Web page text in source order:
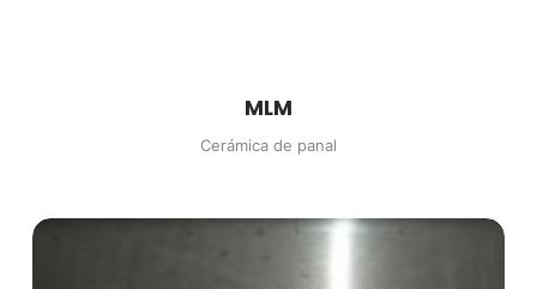
MLM
Cerámica de panal